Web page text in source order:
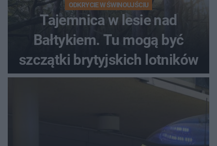
ODKRYCIE W ŚWINOUJŚCIU
Tajemnica w lesie nad
Bałtykiem. Tu mogą być
szczątki brytyjskich lotników